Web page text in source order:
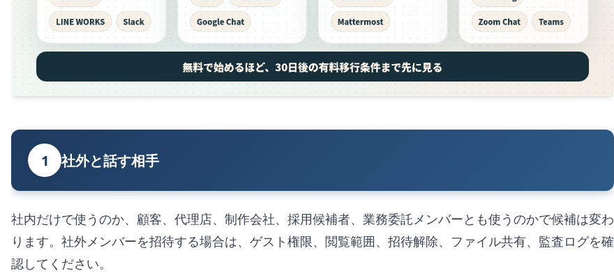
1 社外と話す相手
社内だけで使うのか、顧客、代理店、制作会社、採用候補者、業務委託メンバーとも使うのかで候補は変わ
ります。社外メンバーを招待する場合は、ゲスト権限、閲覧範囲、招待解除、ファイル共有、監査ログを確
認してください。